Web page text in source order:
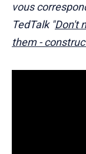
vous
TedTalk "Don't
them -